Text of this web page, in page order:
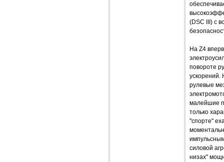
(DSC III) с
На Z4
повороте
ускорений.
рулевые
малейшие
только
"спорте"
силовой
низах"